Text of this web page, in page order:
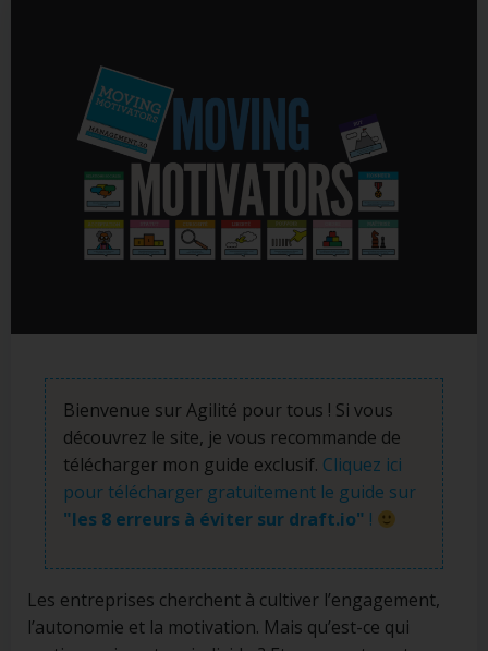
Bienvenue sur Agilité pour tous ! Si vous
découvrez le site, je vous recommande de
télécharger mon guide exclusif. Cliquez ici
pour télécharger gratuitement le guide sur
"les 8 erreurs à éviter sur draft.io" !
Les entreprises cherchent à cultiver l’engagement,
l’autonomie et la motivation. Mais qu’est-ce qui